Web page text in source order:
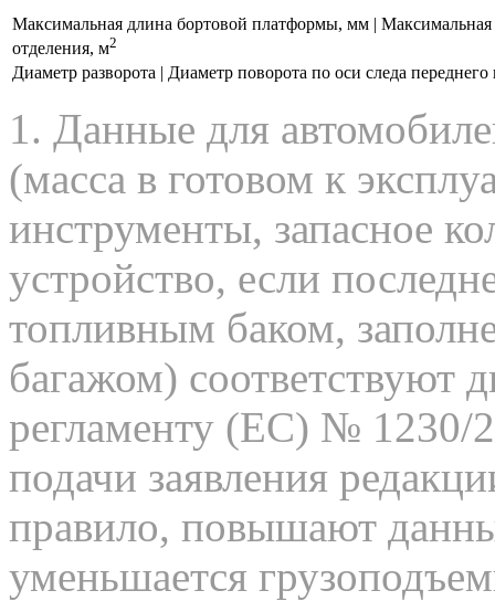
Максимальная длина бортовой платформы, мм |
отделения, м2
Диаметр разворота | Диаметр поворота по оси следа
1. Данные для
(масса в готовом к
инструменты, запасное
устройство, если
топливным баком,
багажом) соответствуют
регламенту (ЕС) № 1230/
подачи заявления
правило, повышают
уменьшается